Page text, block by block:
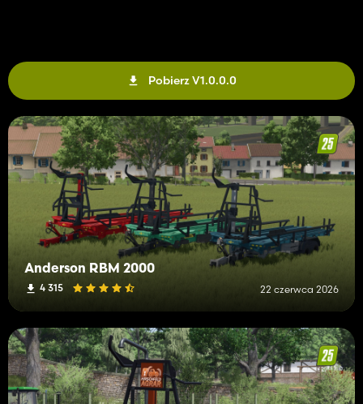
Pobierz V1.0.0.0
Anderson RBM 2000
4 315 22 czerwca 2026